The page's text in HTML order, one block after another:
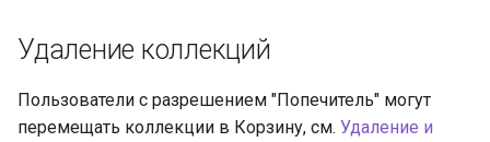
Удаление коллекций
Пользователи с разрешением "Попечитель" могут
перемещать коллекции в Корзину, см. Удаление и